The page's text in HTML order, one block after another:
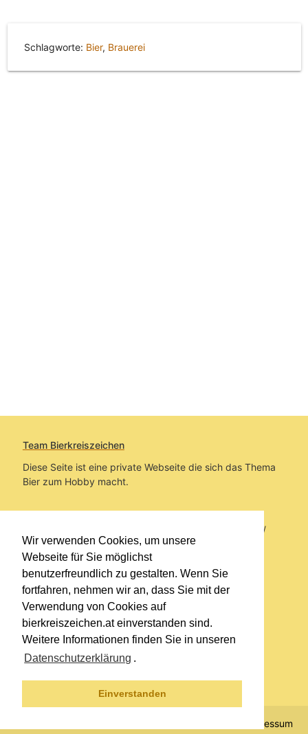
Wir verwenden Cookies, um unsere
Webseite für Sie möglichst
benutzerfreundlich zu gestalten. Wenn Sie
fortfahren, nehmen wir an, dass Sie mit der
Verwendung von Cookies auf
bierkreiszeichen.at einverstanden sind.
Weitere Informationen finden Sie in unseren
Datenschutzerklärung .
Einverstanden
Schlagworte: Bier, Brauerei
Team Bierkreiszeichen
Diese Seite ist eine private Webseite die sich das Thema
Bier zum Hobby macht.
Sie befinden sich auf https://www.bierkreiszeichen.at/
im Pfad:Übers Bier/Biersorten
Erstellt: 2026-08-09
Links
Impressum
Datenschutzerklärung
Impressum